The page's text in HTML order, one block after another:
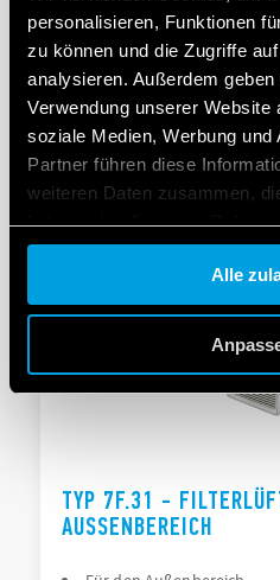
personalisieren, Funktionen
zu können und die Zugriffe
analysieren. Außerdem
Verwendung unserer Website
soziale Medien, Werbung
Partner führen diese
weiteren Daten zusammen,
haben oder die sie im
gesammelt haben.
Cookie policy.
Alle
TYP 7F.30 -
AUSSENBEREICH
Sehr geringe
Minimale Einbautiefe im
DETAILS
TYP 7F.31 -
AUSSENBEREICH